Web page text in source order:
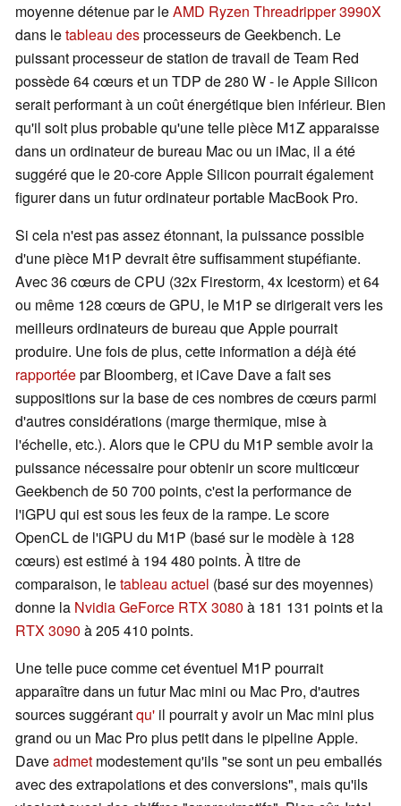
moyenne détenue par leAMD Ryzen Threadripper 3990X
dans letableau desprocesseurs de Geekbench. Le
puissant processeur de station de travail de Team Red
possède 64 cœurs et un TDP de 280 W - le Apple Silicon
serait performant à un coût énergétique bien inférieur. Bien
qu'il soit plus probable qu'une telle pièce M1Z apparaisse
dans un ordinateur de bureau Mac ou un iMac, il a été
suggéré que le 20-core Apple Silicon pourrait également
figurer dans un futur ordinateur portable MacBook Pro.
Si cela n'est pas assez étonnant, la puissance possible
d'une pièce M1P devrait être suffisamment stupéfiante.
Avec 36 cœurs de CPU (32x Firestorm, 4x Icestorm) et 64
ou même 128 cœurs de GPU, le M1P se dirigerait vers les
meilleurs ordinateurs de bureau que Apple pourrait
produire. Une fois de plus, cette information a déjà été
rapportéepar Bloomberg, et iCave Dave a fait ses
suppositions sur la base de ces nombres de cœurs parmi
d'autres considérations (marge thermique, mise à
l'échelle, etc.). Alors que le CPU du M1P semble avoir la
puissance nécessaire pour obtenir un score multicœur
Geekbench de 50 700 points, c'est la performance de
l'iGPU qui est sous les feux de la rampe. Le score
OpenCL de l'iGPU du M1P (basé sur le modèle à 128
cœurs) est estimé à 194 480 points. À titre de
comparaison, letableau actuel (basé sur des moyennes)
donne la Nvidia GeForce RTX 3080 à 181 131 points et la
RTX 3090 à 205 410 points.
Une telle puce comme cet éventuel M1P pourrait
apparaître dans un futur Mac mini ou Mac Pro, d'autres
sources suggérantqu' il pourrait y avoir un Mac mini plus
grand ou un Mac Pro plus petit dans le pipeline Apple.
Daveadmet modestement qu'ils "se sont un peu emballés
avec des extrapolations et des conversions", mais qu'ils